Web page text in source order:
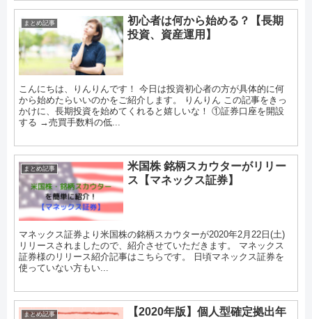
まとめ記事
初心者は何から始める？【長期
投資、資産運用】
こんにちは、りんりんです！ 今日は投資初心者の方が具体的に何
から始めたらいいのかをご紹介します。 りんりん この記事をきっ
かけに、長期投資を始めてくれると嬉しいな！ ①証券口座を開設
する →売買手数料の低...
まとめ記事
米国株 銘柄スカウターがリリー
ス【マネックス証券】
マネックス証券より米国株の銘柄スカウターが2020年2月22日(土)
リリースされましたので、紹介させていただきます。 マネックス
証券様のリリース紹介記事はこちらです。 日頃マネックス証券を
使っていない方もい...
まとめ記事
【2020年版】個人型確定拠出年